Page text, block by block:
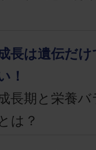
長は遺伝だ
！
長期と栄養
とは？